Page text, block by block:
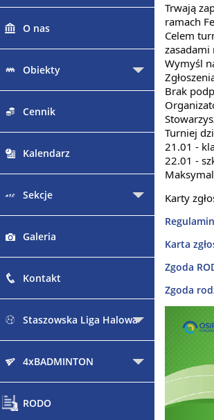
O nas
Obiekty
Cennik
Kalendarz
Sekcje
Galeria
Kontakt
Staszowska Liga Halowa
4xBADMINTON
RODO
Trwają
ramach
Celem
zasadami
Wymyśl
Brak
Turniej
21.01 -
22.01 -
Karty
Regulamin
Karta
Zgoda
Zgoda